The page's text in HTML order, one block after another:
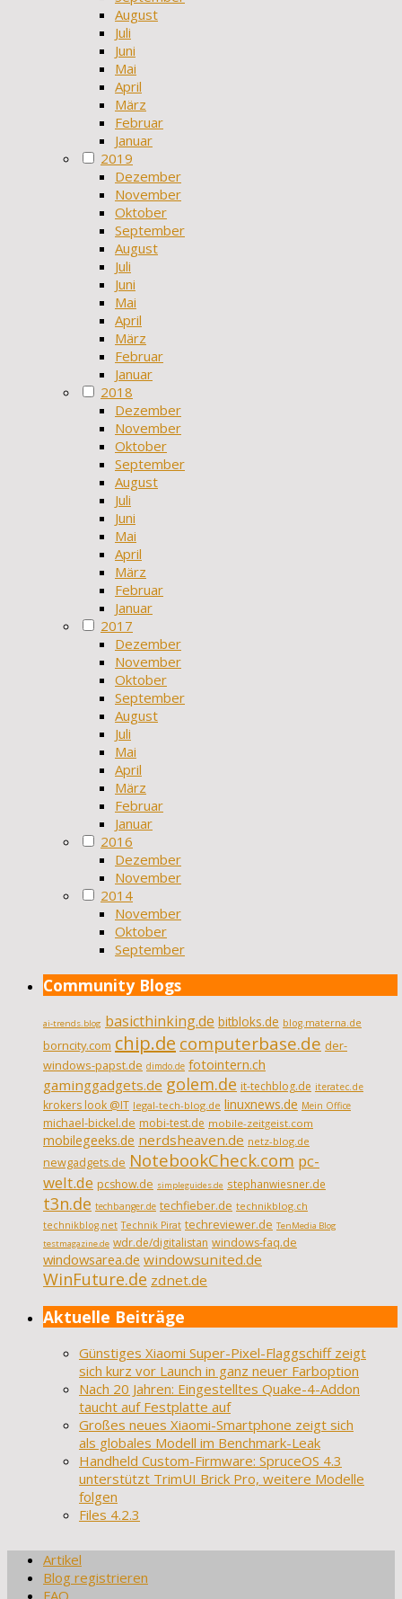
August
Juli
Juni
Mai
April
März
Februar
Januar
2019
Dezember
November
Oktober
September
August
Juli
Juni
Mai
April
März
Februar
Januar
2018
Dezember
November
Oktober
September
August
Juli
Juni
Mai
April
März
Februar
Januar
2017
Dezember
November
Oktober
September
August
Juli
Mai
April
März
Februar
Januar
2016
Dezember
November
2014
November
Oktober
September
Community Blogs
ai-trends.blog basicthinking.de bitbloks.de blog.materna.de
borncity.com chip.de computerbase.de der-
windows-papst.de dimdo.de fotointern.ch
gaminggadgets.de golem.de it-techblog.de iteratec.de
krokers look @IT legal-tech-blog.de linuxnews.de Mein Office
michael-bickel.de mobi-test.de mobile-zeitgeist.com
mobilegeeks.de nerdsheaven.de netz-blog.de
newgadgets.de NotebookCheck.com pc-
welt.de pcshow.de simpleguides.de stephanwiesner.de
t3n.de techbanger.de techfieber.de technikblog.ch
technikblog.net Technik Pirat techreviewer.de TenMedia Blog
testmagazine.de wdr.de/digitalistan windows-faq.de
windowsarea.de windowsunited.de
WinFuture.de zdnet.de
Aktuelle Beiträge
Günstiges Xiaomi Super-Pixel-Flaggschiff zeigt
sich kurz vor Launch in ganz neuer Farboption
Nach 20 Jahren: Eingestelltes Quake-4-Addon
taucht auf Festplatte auf
Großes neues Xiaomi-Smartphone zeigt sich
als globales Modell im Benchmark-Leak
Handheld Custom-Firmware: SpruceOS 4.3
unterstützt TrimUI Brick Pro, weitere Modelle
folgen
Files 4.2.3
Artikel
Blog registrieren
FAQ